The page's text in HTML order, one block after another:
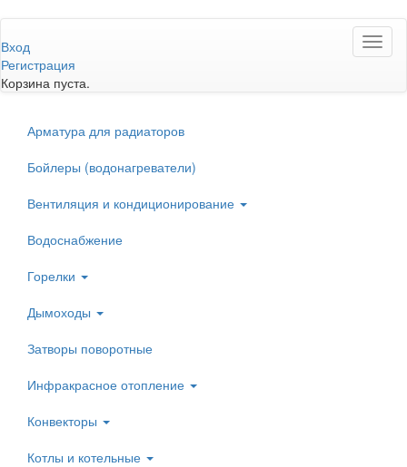
к
основному
содержанию
Вход
Регистрация
Корзина пуста.
Арматура для радиаторов
Бойлеры (водонагреватели)
Вентиляция и кондиционирование
Водоснабжение
Горелки
Дымоходы
Затворы поворотные
Инфракрасное отопление
Конвекторы
Котлы и котельные